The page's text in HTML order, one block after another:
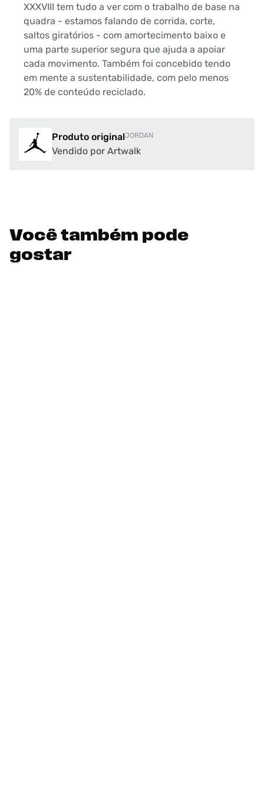
XXXVIII tem tudo a ver com o trabalho de base na
quadra - estamos falando de corrida, corte,
saltos giratórios - com amortecimento baixo e
uma parte superior segura que ajuda a apoiar
cada movimento. Também foi concebido tendo
em mente a sustentabilidade, com pelo menos
20% de conteúdo reciclado.
Produto originalJORDAN
Vendido por Artwalk
Você também pode
gostar